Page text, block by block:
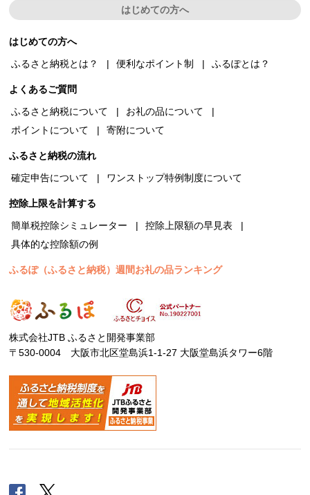
はじめての方へ
はじめての方へ
ふるさと納税とは？
便利なポイント制 ふるぽとは？
よくあるご質問
ふるさと納税について
お礼の品について
ポイントについて
寄附について
ふるさと納税の流れ
確定申告について
ワンストップ特例制度について
控除上限を計算する
簡単税控除シミュレーター
控除上限額の早見表
具体的な控除額の例
ふるぽ（ふるさと納税）週間お礼の品ランキング
株式会社JTB ふるさと開発事業部
〒530-0004 大阪市北区堂島浜1-1-27 大阪堂島浜タワー6階
Facebook